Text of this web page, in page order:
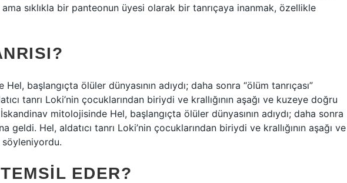
ama sıklıkla bir panteonun üyesi olarak bir tanrıçaya inanmak, özellikle
başlangıçta ölüler dünyasının adıydı; daha sonra “ölüm tanrıçası”
tanrı Loki’nin çocuklarından biriydi ve krallığının aşağı ve kuzeye doğru
mitolojisinde Hel, başlangıçta ölüler dünyasının adıydı; daha sonra
geldi. Hel, aldatıcı tanrı Loki’nin çocuklarından biriydi ve krallığının aşağı ve
söyleniyordu.
EDER?